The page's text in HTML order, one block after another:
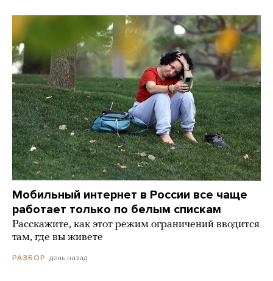
Мобильный интернет в России все чаще
работает только по белым спискам
Расскажите, как этот режим ограничений вводится
там, где вы живете
РАЗБОР день назад